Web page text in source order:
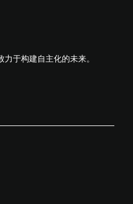
于构建自主化的未来。